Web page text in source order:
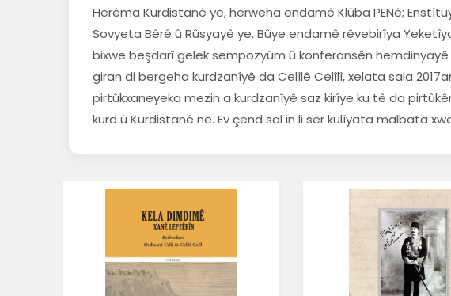
Herêma Kurdistanê ye, herweha endamê Klûba PENê;
Sovyeta Bêrê û Rûsyayê ye. Bûye endamê rêvebirîya
bixwe beşdarî gelek sempozyûm û konferansên
giran di bergeha kurdzanîyê da Celîlê Celîlî, xelata sala
pirtûkxaneyeka mezin a kurdzanîyê saz kirîye ku tê da
kurd û Kurdistanê ne. Ev çend sal in li ser kulîyata malbata